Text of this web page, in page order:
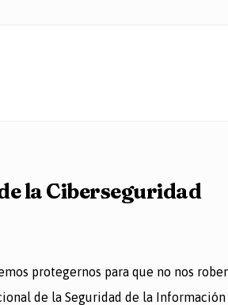
la Ciberseguridad
protegernos para que no nos
de la Seguridad de la Información